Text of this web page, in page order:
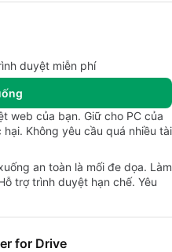
duyệt miễn phí
web của bạn. Giữ cho PC của
Không yêu cầu quá nhiều tài
an toàn là mối đe dọa. Làm
trợ trình duyệt hạn chế. Yêu
for Drive